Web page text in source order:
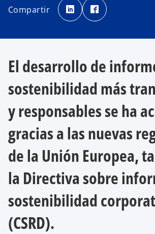
Compartir e
a
b
p
e
t
a
ñ
a
n
u
a
e
a
a
p
e
t
a
ñ
n
u
a
El desarrollo de
sostenibilidad más
y responsables se ha
gracias a las nuevas
de la Unión Europea,
la Directiva sobre
sostenibilidad
(CSRD).